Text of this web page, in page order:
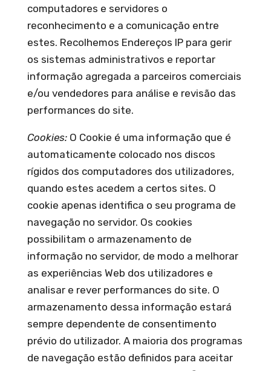
computadores e servidores o
reconhecimento e a comunicação entre
estes. Recolhemos Endereços IP para gerir
os sistemas administrativos e reportar
informação agregada a parceiros comerciais
e/ou vendedores para análise e revisão das
performances do site.
Cookies: O Cookie é uma informação que é
automaticamente colocado nos discos
rígidos dos computadores dos utilizadores,
quando estes acedem a certos sites. O
cookie apenas identifica o seu programa de
navegação no servidor. Os cookies
possibilitam o armazenamento de
informação no servidor, de modo a melhorar
as experiências Web dos utilizadores e
analisar e rever performances do site. O
armazenamento dessa informação estará
sempre dependente de consentimento
prévio do utilizador. A maioria dos programas
de navegação estão definidos para aceitar